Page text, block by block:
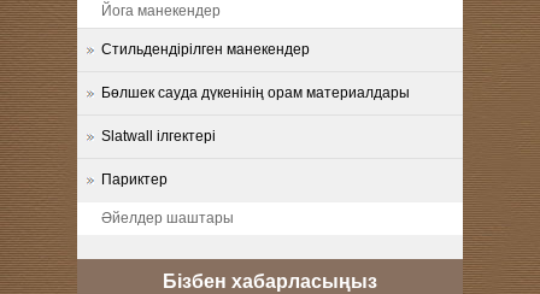
Йога манекендер
Стильдендірілген манекендер
Бөлшек сауда дүкенінің орам материалдары
Slatwall ілгектері
Париктер
Әйелдер шаштары
Бізбен хабарласыңыз